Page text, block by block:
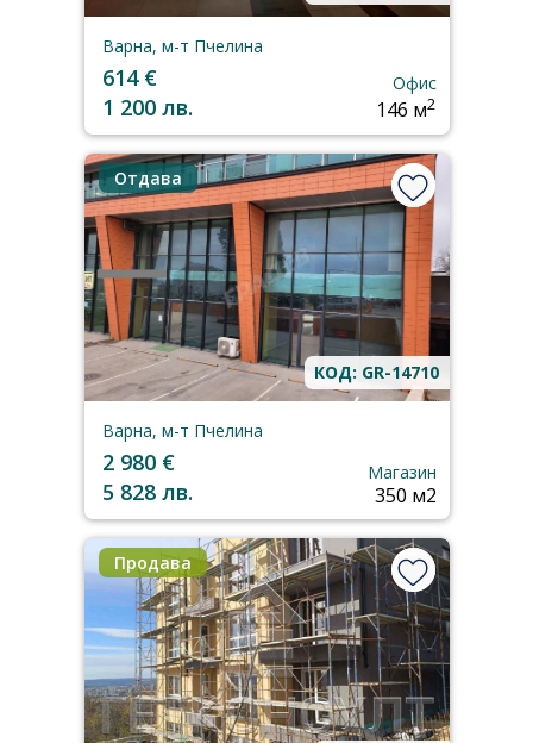
Варна, м-т Пчелина
614 €
1 200 лв.
Офис
146 м2
Отдава
КОД: GR-14710
Варна, м-т Пчелина
2 980 €
5 828 лв.
Магазин
350 м2
Продава